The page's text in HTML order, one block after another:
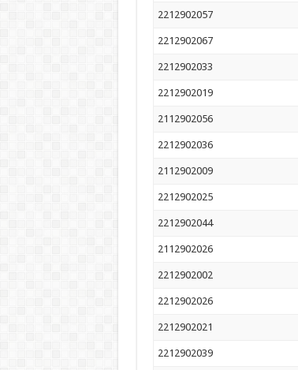
2212902057
2212902067
2212902033
2212902019
2112902056
2212902036
2112902009
2212902025
2212902044
2112902026
2212902002
2212902026
2212902021
2212902039